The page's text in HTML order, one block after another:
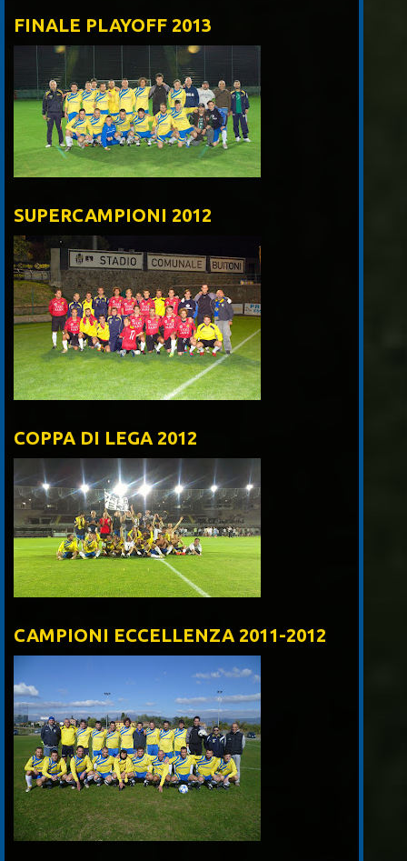
FINALE PLAYOFF 2013
SUPERCAMPIONI 2012
COPPA DI LEGA 2012
CAMPIONI ECCELLENZA 2011-2012